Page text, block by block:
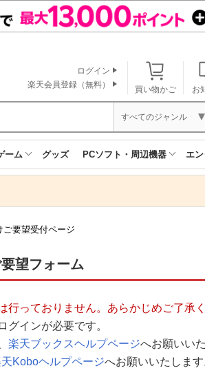
買い物かご お
ログイン
楽天会員登録（無料）
すべてのジャンル
ーム グッズ PCソフト・周辺機器 エ
ご要望受付ページ
望フォーム
っておりません。あらかじめご了承く
インが必要です。
楽天ブックスヘルプページへお願いい
Koboヘルプページへお願いいたします